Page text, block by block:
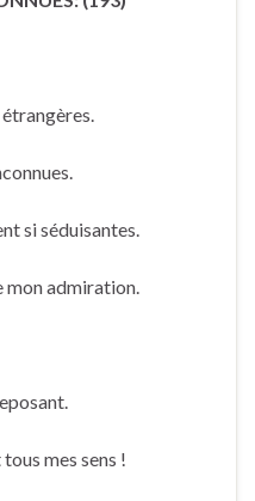
étrangères.
si séduisantes.
mon admiration.
mes sens !